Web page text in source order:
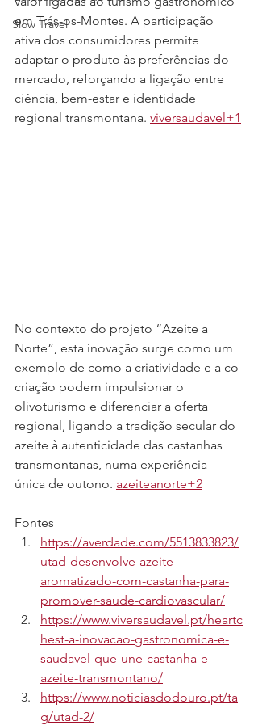
Slow Travel
em Trás-os-Montes. A participação
ativa dos consumidores permite
adaptar o produto às preferências do
mercado, reforçando a ligação entre
ciência, bem-estar e identidade
regional transmontana. viversaudavel+1
No contexto do projeto “Azeite a
Norte”, esta inovação surge como um
exemplo de como a criatividade e a co-
criação podem impulsionar o
olivoturismo e diferenciar a oferta
regional, ligando a tradição secular do
azeite à autenticidade das castanhas
transmontanas, numa experiência
única de outono. azeiteanorte+2
Fontes
https://averdade.com/5513833823/
utad-desenvolve-azeite-
aromatizado-com-castanha-para-
promover-saude-cardiovascular/
https://www.viversaudavel.pt/heartc
hest-a-inovacao-gastronomica-e-
saudavel-que-une-castanha-e-
azeite-transmontano/
https://www.noticiasdodouro.pt/ta
g/utad-2/